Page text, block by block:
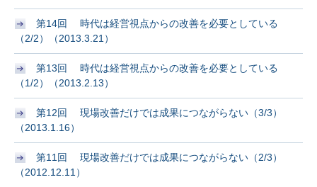
第14回 時代は経営視点からの改善を必要としている
（2/2）（2013.3.21）
第13回 時代は経営視点からの改善を必要としている
（1/2）（2013.2.13）
第12回 現場改善だけでは成果につながらない（3/3）
（2013.1.16）
第11回 現場改善だけでは成果につながらない（2/3）
（2012.12.11）